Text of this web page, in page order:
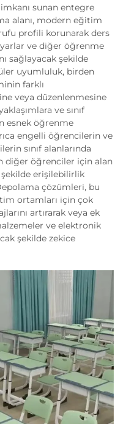
sunan entegre
alanı, modern eğitim
profili korunarak ders
ve diğer öğrenme
sağlayacak şekilde
uyumluluk, birden
farklı
veya düzenlenmesine
ve sınıf
esnek öğrenme
engelli öğrencilerin ve
sınıf alanlarında
diğer öğrenciler için alan
şekilde erişilebilirlik
çözümleri, bu
ortamları için çok
artırarak veya ek
ve elektronik
şekilde zekice